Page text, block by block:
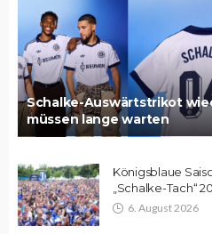
Schalke-Auswärtstrikot
müssen lange warten
Königsblaue
„Schalke-Tach“
6. August 2026